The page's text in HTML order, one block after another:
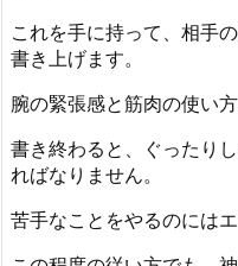
これを手に持って、相手
書き上げます。
腕の緊張感と筋肉の使い
書き終わると、ぐったり
ればなりません。
苦手なことをやるのには